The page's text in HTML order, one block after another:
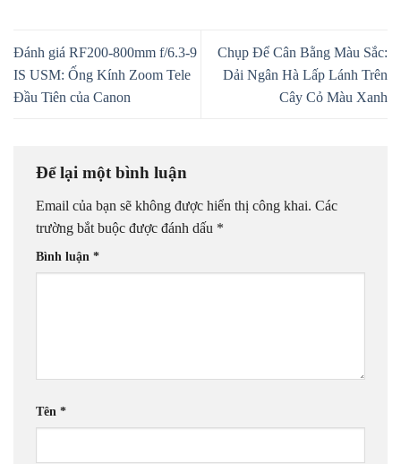
Đánh giá RF200-800mm f/6.3-9
IS USM: Ống Kính Zoom Tele
Đầu Tiên của Canon
Chụp Để Cân Bằng Màu Sắc:
Dải Ngân Hà Lấp Lánh Trên
Cây Cỏ Màu Xanh
Để lại một bình luận
Email của bạn sẽ không được hiển thị công khai. Các
trường bắt buộc được đánh dấu *
Bình luận *
Tên *